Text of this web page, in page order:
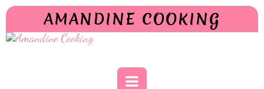
AMANDINE COOKING